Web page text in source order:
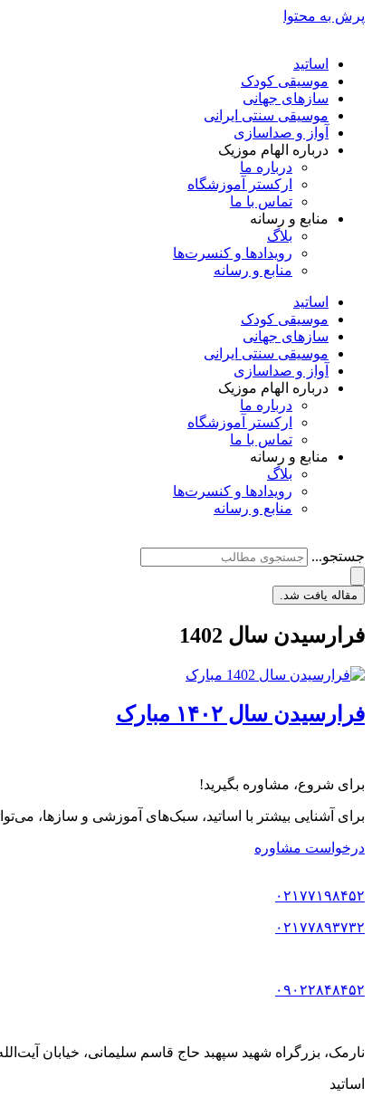
پرش به محتوا
اساتید
موسیقی کودک
سازهای جهانی
موسیقی سنتی ایرانی
آواز و صداسازی
درباره الهام موزیک
درباره ما
ارکستر آموزشگاه
تماس با ما
منابع و رسانه
بلاگ
رویدادها و کنسرت‌ها
منابع و رسانه
اساتید
موسیقی کودک
سازهای جهانی
موسیقی سنتی ایرانی
آواز و صداسازی
درباره الهام موزیک
درباره ما
ارکستر آموزشگاه
تماس با ما
منابع و رسانه
بلاگ
رویدادها و کنسرت‌ها
منابع و رسانه
جستجو...
مقاله یافت شد.
فرارسیدن سال 1402
فرارسیدن سال ۱۴۰۲ مبارک
برای شروع، مشاوره بگیرید!
برای آشنایی بیشتر با اساتید، سبک‌های آموزشی و سازها،
درخواست مشاوره
۰۲۱۷۷۱۹۸۴۵۲
۰۲۱۷۷۸۹۳۷۳۲
۰۹۰۲۲۸۴۸۴۵۲
نارمک، بزرگراه شهید سپهبد حاج قاسم سلیمانی، خیابان آیت‌الله جلالی خمینی
اساتید